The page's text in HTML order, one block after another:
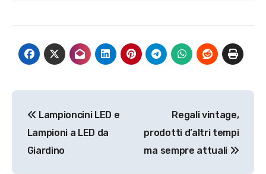
articoli
Lampioncini LED e
Lampioni a LED da
Giardino
Regali vintage,
prodotti d’altri tempi
ma sempre attuali